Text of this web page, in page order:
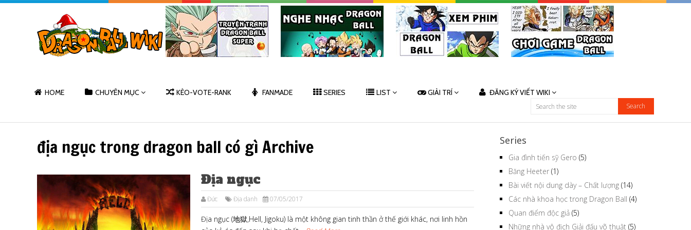
HOME CHUYÊN MỤC KÈO-VOTE-RANK FANMADE SERIES LIST GIẢI TRÍ ĐĂNG KÝ VIẾT WIKI
địa ngục trong dragon ball có gì Archive
Địa ngục
Đức Địa danh 07/05/2017
Địa ngục (地獄,Hell, Jigoku) là một không gian tinh thần ở thế giới khác, nơi linh hồn
Series
Gia đình tiến sỹ Gero (5)
Băng Heeter (1)
Bài viết nội dung dày – Chất lượng (14)
Các nhà khoa học trong Dragon Ball (4)
Quan điểm độc giả (5)
Những nhà vô địch Giải đấu võ thuật (5)